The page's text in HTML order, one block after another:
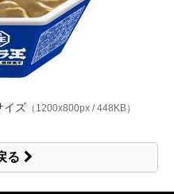
イズ （1200x800px / 448KB）
る